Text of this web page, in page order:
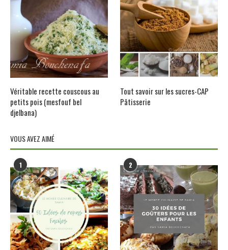
Véritable recette couscous au
petits pois (mesfouf bel
djelbana)
Tout savoir sur les sucres-CAP
Pâtisserie
VOUS AVEZ AIMÉ
1 2